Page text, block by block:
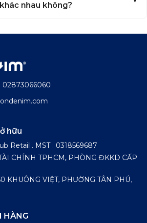
Typo:Khai thác về nghệ thuật
như logo, tên thương hiệu, các câu
hứng.
cách điệu từ hai chữ cái I và D
nhau không?
02873066060
hữu
Retail . MST : 0318569687
CHÍNH TPHCM, PHÒNG ĐKKD CẤP
KHUÔNG VIỆT, PHƯỜNG TÂN PHÚ,
HÀNG